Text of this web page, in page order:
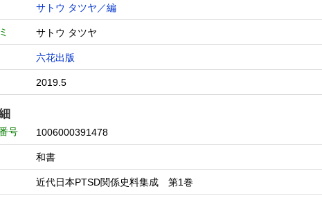
サトウ タツヤ／編
サトウ タツヤ
六花出版
2019.5
号 1006000391478
和書
近代日本PTSD関係史料集成 第1巻